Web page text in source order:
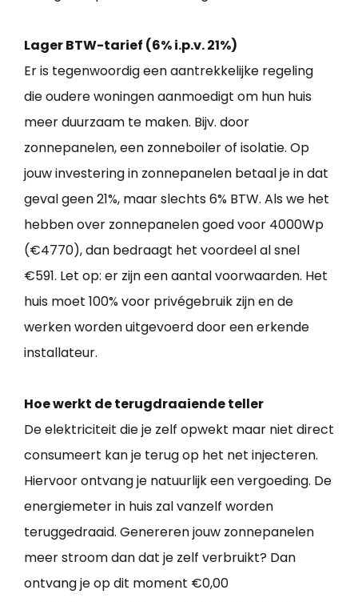
Lager BTW-tarief (6% i.p.v. 21%)
Er is tegenwoordig een aantrekkelijke regeling
die oudere woningen aanmoedigt om hun huis
meer duurzaam te maken. Bijv. door
zonnepanelen, een zonneboiler of isolatie. Op
jouw investering in zonnepanelen betaal je in dat
geval geen 21%, maar slechts 6% BTW. Als we het
hebben over zonnepanelen goed voor 4000Wp
(€4770), dan bedraagt het voordeel al snel
€591. Let op: er zijn een aantal voorwaarden. Het
huis moet 100% voor privégebruik zijn en de
werken worden uitgevoerd door een erkende
installateur.
Hoe werkt de terugdraaiende teller
De elektriciteit die je zelf opwekt maar niet direct
consumeert kan je terug op het net injecteren.
Hiervoor ontvang je natuurlijk een vergoeding. De
energiemeter in huis zal vanzelf worden
teruggedraaid. Genereren jouw zonnepanelen
meer stroom dan dat je zelf verbruikt? Dan
ontvang je op dit moment €0,00